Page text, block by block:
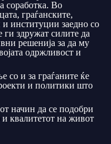
соработка. Во
граѓанските,
и институции заедно со
ги здружат силите да
решенија за да му
одржливост и
со и за граѓаните ќе
и политики што
начин да се подобри
и квалитетот на живот